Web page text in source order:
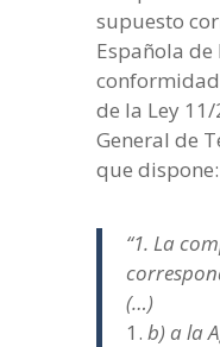
supuesto
Española de
de la Ley
General de
que dispone:
“1. La
(…)
b) a la